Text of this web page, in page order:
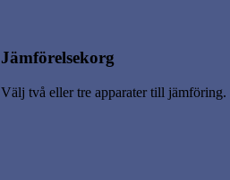
Jämförelsekorg
Välj två eller tre apparater till jämföring.